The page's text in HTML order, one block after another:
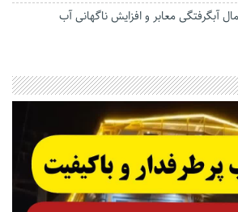
آبگرفتگی معابر و افزایش ناگهانی آب